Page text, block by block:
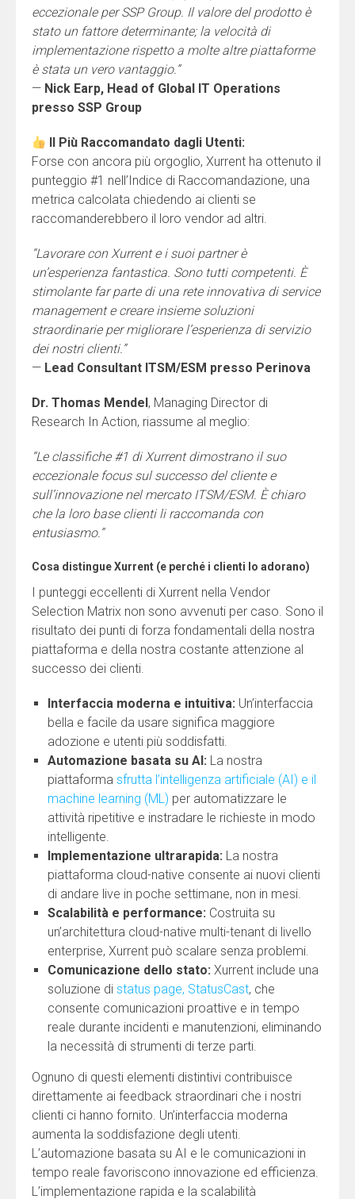
eccezionale per SSP Group. Il valore del prodotto è
stato un fattore determinante; la velocità di
implementazione rispetto a molte altre piattaforme
è stata un vero vantaggio.”
— Nick Earp, Head of Global IT Operations
presso SSP Group
Il Più Raccomandato dagli Utenti:
Forse con ancora più orgoglio, Xurrent ha ottenuto il
punteggio #1 nell’Indice di Raccomandazione, una
metrica calcolata chiedendo ai clienti se
raccomanderebbero il loro vendor ad altri.
“Lavorare con Xurrent e i suoi partner è
un’esperienza fantastica. Sono tutti competenti. È
stimolante far parte di una rete innovativa di service
management e creare insieme soluzioni
straordinarie per migliorare l’esperienza di servizio
dei nostri clienti.”
— Lead Consultant ITSM/ESM presso Perinova
Dr. Thomas Mendel, Managing Director di
Research In Action, riassume al meglio:
“Le classifiche #1 di Xurrent dimostrano il suo
eccezionale focus sul successo del cliente e
sull’innovazione nel mercato ITSM/ESM. È chiaro
che la loro base clienti li raccomanda con
entusiasmo.”
Cosa distingue Xurrent (e perché i clienti lo adorano)
I punteggi eccellenti di Xurrent nella Vendor
Selection Matrix non sono avvenuti per caso. Sono il
risultato dei punti di forza fondamentali della nostra
piattaforma e della nostra costante attenzione al
successo dei clienti.
Interfaccia moderna e intuitiva: Un’interfaccia
bella e facile da usare significa maggiore
adozione e utenti più soddisfatti.
Automazione basata su AI: La nostra
piattaforma sfrutta l’intelligenza artificiale (AI) e il
machine learning (ML) per automatizzare le
attività ripetitive e instradare le richieste in modo
intelligente.
Implementazione ultrarapida: La nostra
piattaforma cloud-native consente ai nuovi clienti
di andare live in poche settimane, non in mesi.
Scalabilità e performance: Costruita su
un’architettura cloud-native multi-tenant di livello
enterprise, Xurrent può scalare senza problemi.
Comunicazione dello stato: Xurrent include una
soluzione di status page, StatusCast, che
consente comunicazioni proattive e in tempo
reale durante incidenti e manutenzioni, eliminando
la necessità di strumenti di terze parti.
Ognuno di questi elementi distintivi contribuisce
direttamente ai feedback straordinari che i nostri
clienti ci hanno fornito. Un’interfaccia moderna
aumenta la soddisfazione degli utenti.
L’automazione basata su AI e le comunicazioni in
tempo reale favoriscono innovazione ed efficienza.
L’implementazione rapida e la scalabilità